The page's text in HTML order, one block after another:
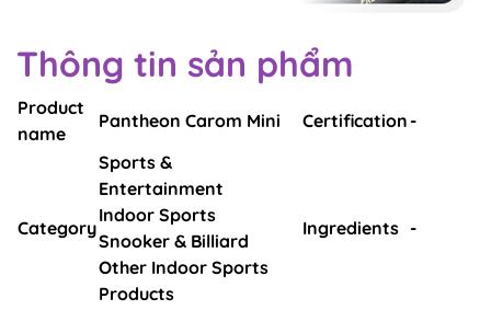
Thông tin sản phẩm
Product
name
Pantheon Carom Mini Certification-
Category
Sports &
Entertainment
Indoor Sports
Snooker & Billiard
Other Indoor Sports
Products
Ingredients -